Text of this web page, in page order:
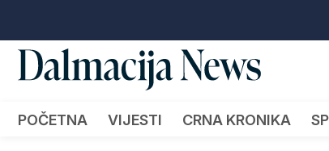
POČETNA VIJESTI CRNA KRONIKA